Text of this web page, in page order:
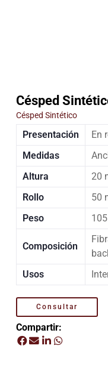
Césped
Césped Sintético
Presentación
En
Medidas
Altura
20
Rollo
50
Peso
Composición
Usos
Consultar
Compartir: